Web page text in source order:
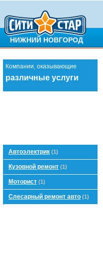
НИЖНИЙ НОВГОРОД
Компании, оказывающие
различные услуги
Автоэлектрик (1)
Кузовной ремонт (1)
Моторист (1)
Слесарный ремонт авто (1)